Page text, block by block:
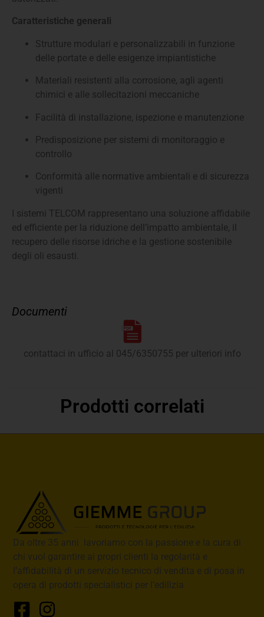
Caratteristiche generali
Strutture modulari e personalizzabili in funzione
delle portate e delle esigenze impiantistiche
Materiali resistenti alla corrosione, agli agenti
chimici e alle sollecitazioni meccaniche
Facilità di installazione, ispezione e manutenzione
Predisposizione per sistemi di monitoraggio e
controllo
Conformità alle normative ambientali e di sicurezza
vigenti
I sistemi TELCOM rappresentano una soluzione affidabile
ed efficiente per la riduzione dell’impatto ambientale, il
recupero delle risorse idriche e la gestione sostenibile
degli oli esausti.
Documenti
contattaci in ufficio al 045/6350755 per ulteriori info
Prodotti correlati
Da oltre 35 anni lavoriamo con la passione e la cura di
chi vuol garantire ai propri clienti la regolarità e
l’affidabilità di un servizio tecnico di vendita e di posa in
opera di prodotti specialistici per l’edilizia